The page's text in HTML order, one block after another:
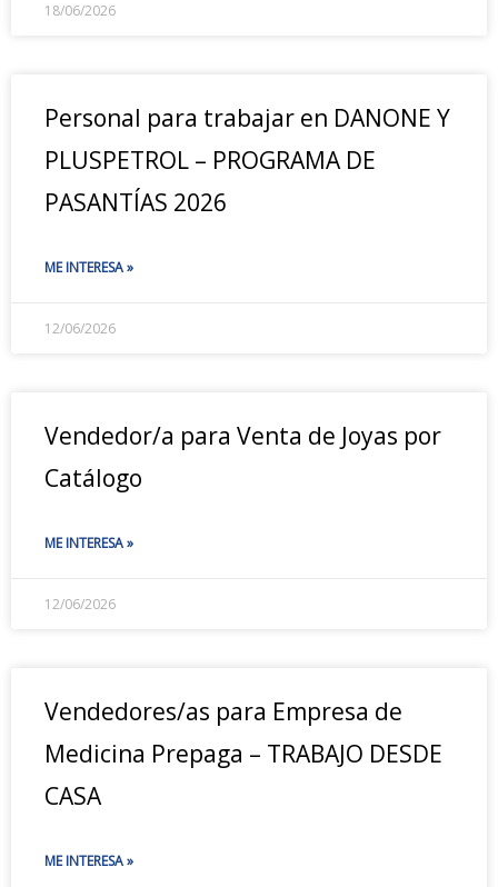
18/06/2026
Personal para trabajar en DANONE Y
PLUSPETROL – PROGRAMA DE
PASANTÍAS 2026
ME INTERESA »
12/06/2026
Vendedor/a para Venta de Joyas por
Catálogo
ME INTERESA »
12/06/2026
Vendedores/as para Empresa de
Medicina Prepaga – TRABAJO DESDE
CASA
ME INTERESA »